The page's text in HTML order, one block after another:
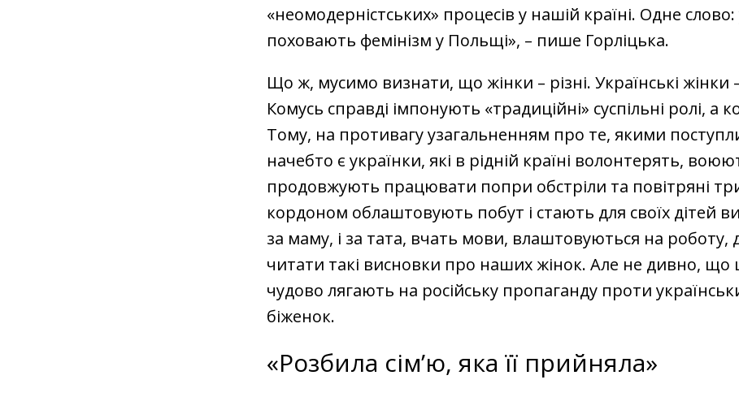
«неомодерністських» процесів у нашій країні. Одне
поховають фемінізм у Польщі», – пише Горліцька.
Що ж, мусимо визнати, що жінки – різні. Українські жінки
Комусь справді імпонують «традиційні» суспільні ролі, а
Тому, на противагу узагальненням про те, якими
начебто є українки, які в рідній країні волонтерять,
продовжують працювати попри обстріли та повітряні
кордоном облаштовують побут і стають для своїх дітей
за маму, і за тата, вчать мови, влаштовуються на роботу,
читати такі висновки про наших жінок. Але не дивно, що
чудово лягають на російську пропаганду проти
біженок.
«Розбила сім’ю, яка її прийняла»